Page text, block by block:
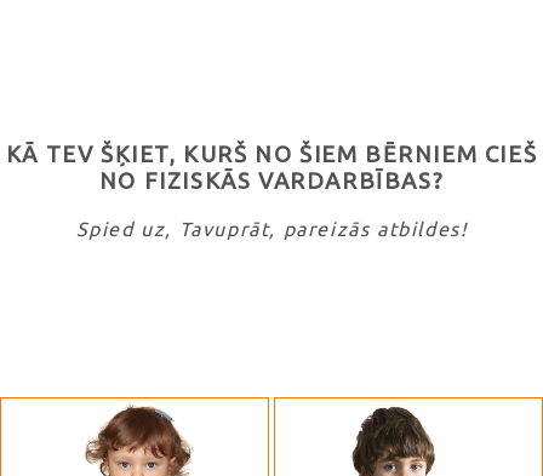
KĀ TEV ŠĶIET, KURŠ NO ŠIEM BĒRNIEM CIEŠ
NO FIZISKĀS VARDARBĪBAS?
Spied uz, Tavuprāt, pareizās atbildes!